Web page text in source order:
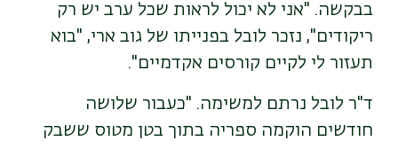
בבקשה. "אני לא יכול לראות שכל ערב יש רק
ריקודים", נזכר לובל בפנייתו של גוב ארי, "בוא
תעזור לי לקיים קורסים אקדמיים".
ד"ר לובל נרתם למשימה. "כעבור שלושה
חודשים הוקמה ספריה בתוך בטן מטוס ששבק